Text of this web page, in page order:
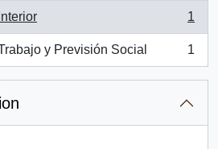
1
y Previsión Social 1